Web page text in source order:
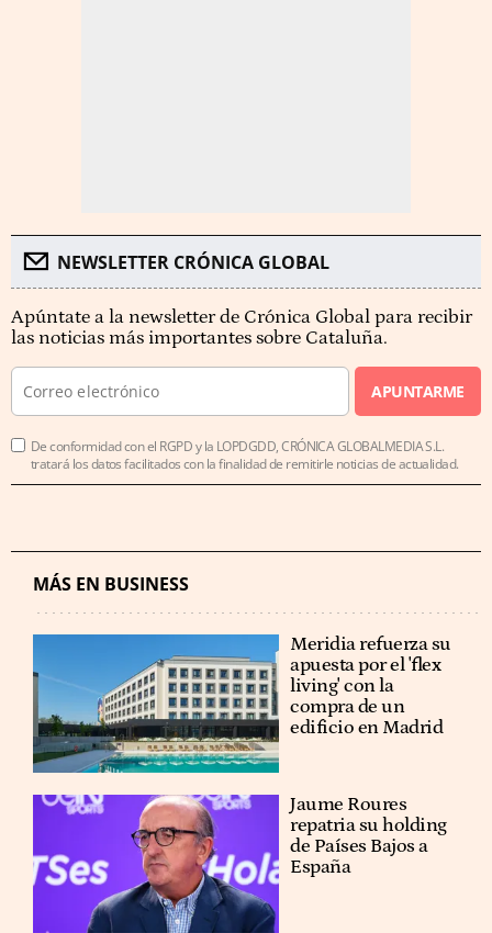
NEWSLETTER CRÓNICA GLOBAL
Apúntate a la newsletter de Crónica Global para recibir
las noticias más importantes sobre Cataluña.
APUNTARME
De conformidad con el RGPD y la LOPDGDD, CRÓNICA GLOBALMEDIA S.L.
tratará los datos facilitados con la finalidad de remitirle noticias de actualidad.
MÁS EN BUSINESS
Meridia refuerza su
apuesta por el 'flex
living' con la
compra de un
edificio en Madrid
Jaume Roures
repatria su holding
de Países Bajos a
España